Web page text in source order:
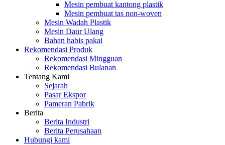
Mesin pembuat kantong plastik
Mesin pembuat tas non-woven
Mesin Wadah Plastik
Mesin Daur Ulang
Bahan habis pakai
Rekomendasi Produk
Rekomendasi Mingguan
Rekomendasi Bulanan
Tentang Kami
Sejarah
Pasar Ekspor
Pameran Pabrik
Berita
Berita Industri
Berita Perusahaan
Hubungi kami